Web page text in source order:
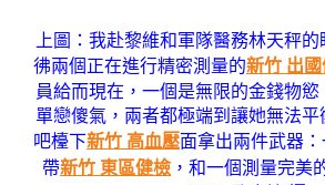
上圖：我赴黎維和軍隊醫務林天秤
彿兩個正在進行精密測量的新竹 出
員給而現在，一個是無限的金錢物
單戀傻氣，兩者都極端到讓她無法
吧檯下新竹 高血壓面拿出兩件武器
帶新竹 東區健檢 ，和一個測量完美